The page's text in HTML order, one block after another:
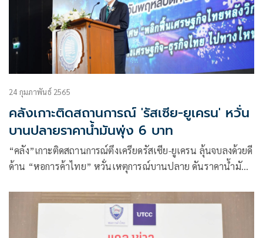
24 กุมภาพันธ์ 2565
คลังเกาะติดสถานการณ์ 'รัสเซีย-ยูเครน' หวั่น
บานปลายราคาน้ำมันพุ่ง 6 บาท
“คลัง”เกาะติดสถานการณ์ตึงเครียดรัสเซีย-ยูเครน ลุ้นจบลงด้วยดี
ด้าน “หอการค้าไทย” หวั่นเหตุการณ์บานปลาย ดันราคาน้ำมัน